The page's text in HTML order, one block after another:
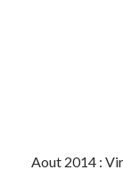
Aout 2014 :